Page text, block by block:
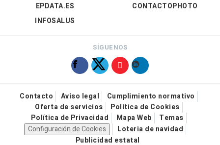
EPDATA.ES
INFOSALUS
CONTACTOPHOTO
SÍGUENOS
Contacto Aviso legal
Cumplimiento normativo
Oferta de servicios
Política de Cookies
Política de Privacidad
Mapa Web
Temas
Configuración de Cookies
Loteria de navidad
Publicidad estatal